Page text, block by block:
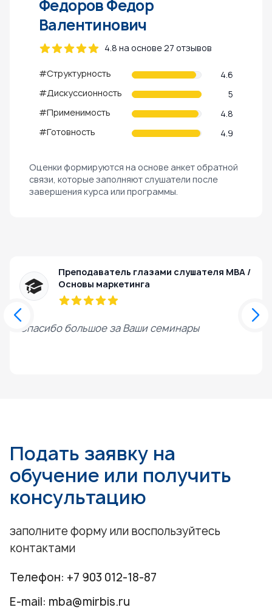
Федоров Федор
Валентинович
4.8 на основе 27 отзывов
#Структурность
4.6
#Дискуссионность
5
#Применимость
4.8
#Готовность
4.9
Оценки формируются на основе анкет обратной
связи, которые заполняют слушатели после
завершения курса или программы.
Преподаватель глазами слушателя МВА /
Основы маркетинга
Спасибо большое за Ваши семинары
Подать заявку на
обучение или получить
консультацию
заполните форму или воспользуйтесь
контактами
Телефон: +7 903 012-18-87
E-mail: mba@mirbis.ru